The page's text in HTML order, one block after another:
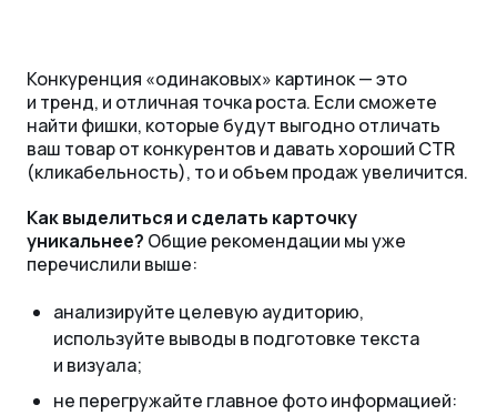
Конкуренция «одинаковых» картинок — это
и тренд, и отличная точка роста. Если сможете
найти фишки, которые будут выгодно отличать
ваш товар от конкурентов и давать хороший CTR
(кликабельность), то и объем продаж увеличится.
Как выделиться и сделать карточку
уникальнее? Общие рекомендации мы уже
перечислили выше:
анализируйте целевую аудиторию,
используйте выводы в подготовке текста
и визуала;
не перегружайте главное фото информацией: